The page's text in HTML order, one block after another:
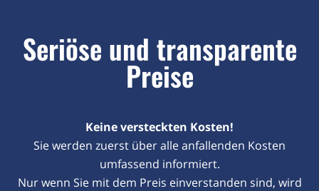
Seriöse und transparente
Preise
Keine versteckten Kosten!
Sie werden zuerst über alle anfallenden Kosten
umfassend informiert.
Nur wenn Sie mit dem Preis einverstanden sind, wird